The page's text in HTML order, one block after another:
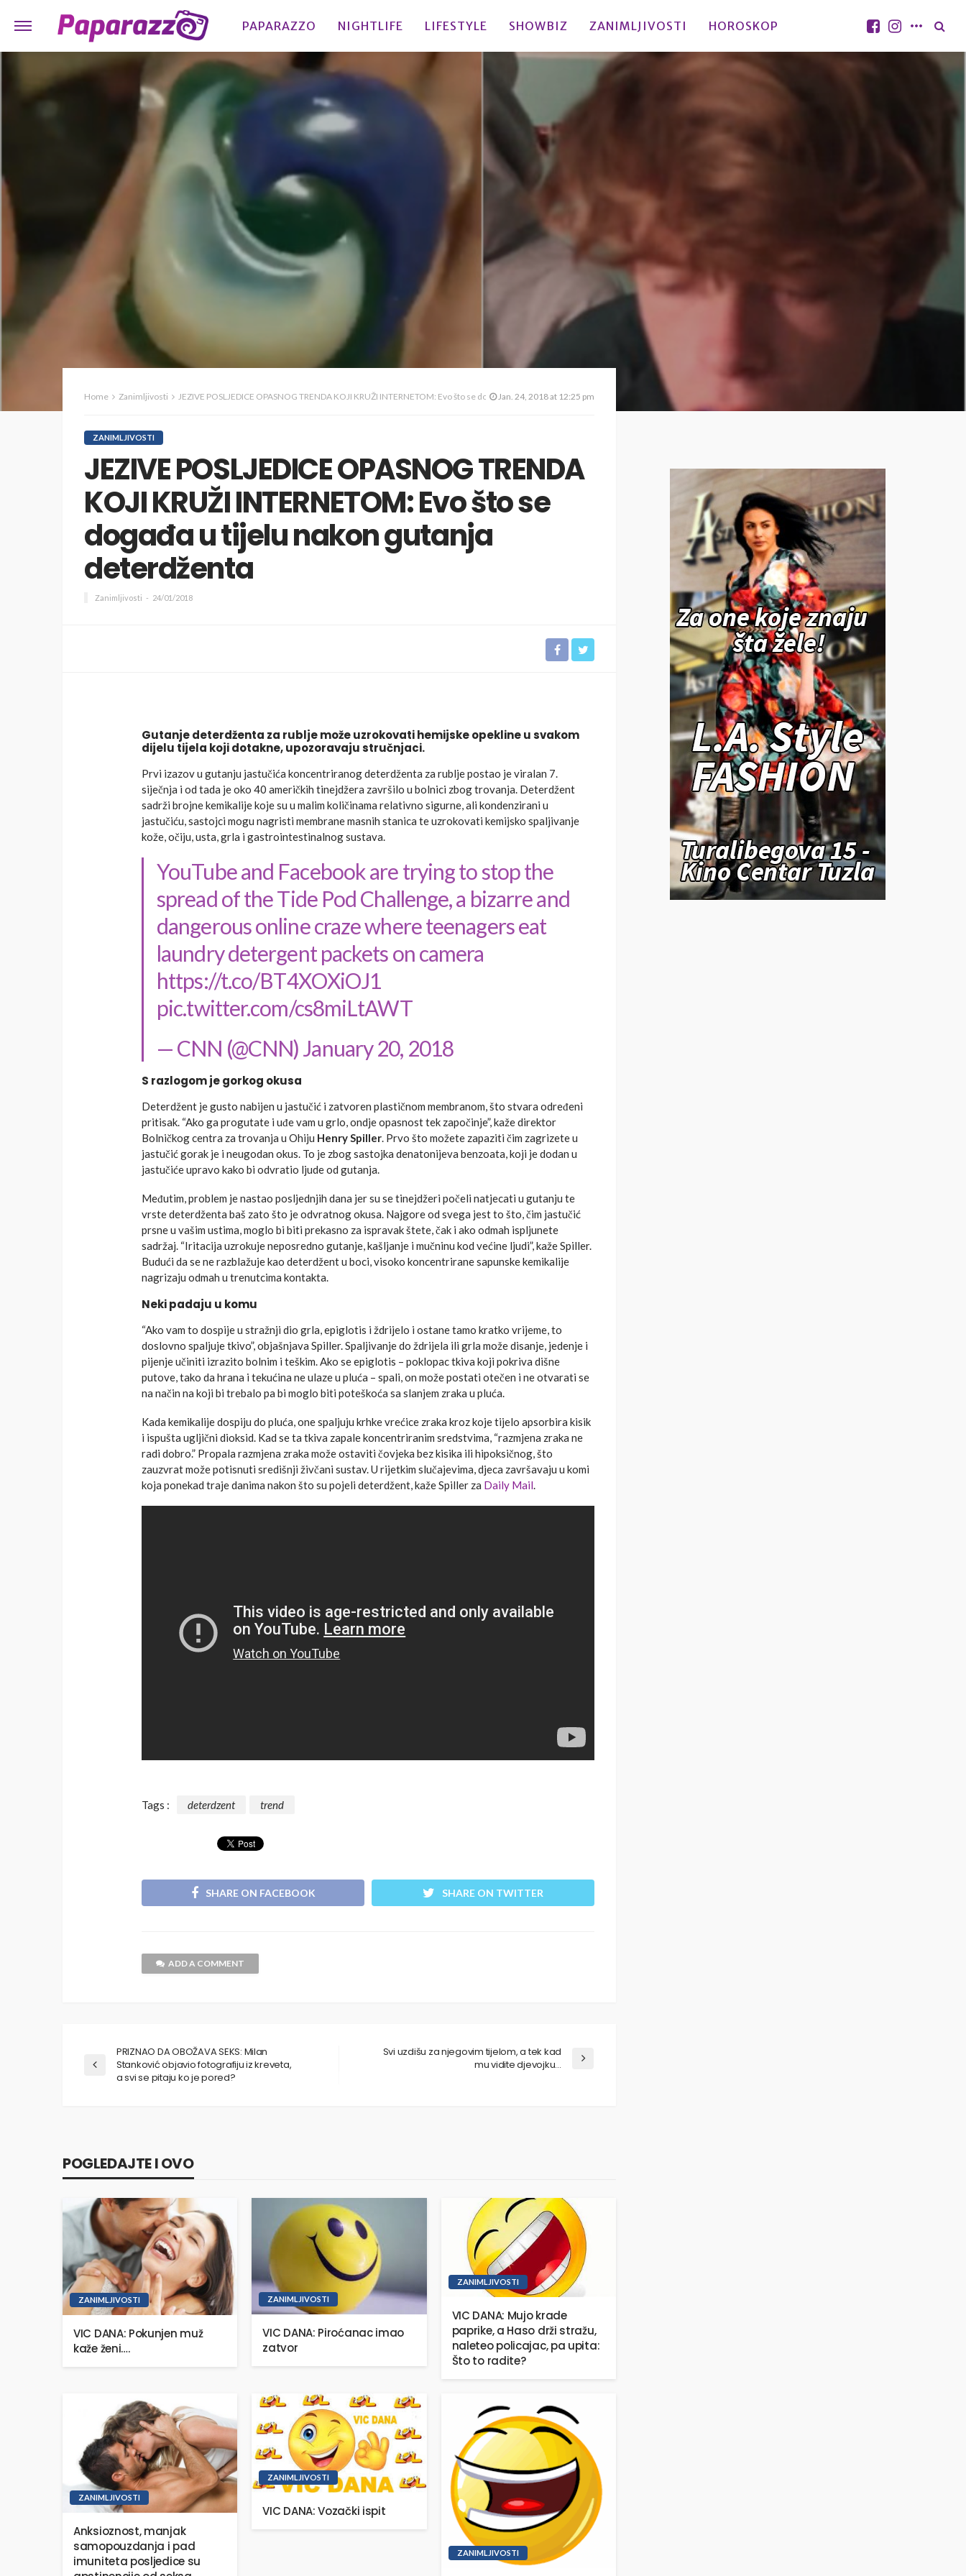
PAPARAZZO NIGHTLIFE LIFESTYLE SHOWBIZ ZANIMLJIVOSTI HOROSKOP
Home Zanimljivosti JEZIVE POSLJEDICE OPASNOG TRENDA KOJI KRUŽI INTERNETOM: Evo što se događa u tijelu nakon gutanja deterdženta
Jan. 24, 2018 at 12:25 pm
ZANIMLJIVOSTI
JEZIVE POSLJEDICE OPASNOG TRENDA
KOJI KRUŽI INTERNETOM: Evo što se
događa u tijelu nakon gutanja
deterdženta
Zanimljivosti 24/01/2018
Gutanje deterdženta za rublje može uzrokovati hemijske opekline u svakom
dijelu tijela koji dotakne, upozoravaju stručnjaci.
Prvi izazov u gutanju jastučića koncentriranog deterdženta za rublje postao je viralan 7.
siječnja i od tada je oko 40 američkih tinejdžera završilo u bolnici zbog trovanja. Deterdžent
sadrži brojne kemikalije koje su u malim količinama relativno sigurne, ali kondenzirani u
jastučiću, sastojci mogu nagristi membrane masnih stanica te uzrokovati kemijsko spaljivanje
kože, očiju, usta, grla i gastrointestinalnog sustava.
YouTube and Facebook are trying to stop the
spread of the Tide Pod Challenge, a bizarre and
dangerous online craze where teenagers eat
laundry detergent packets on camera
https://t.co/BT4XOXiOJ1
pic.twitter.com/cs8miLtAWT
— CNN (@CNN)January 20, 2018
S razlogom je gorkog okusa
Deterdžent je gusto nabijen u jastučić i zatvoren plastičnom membranom, što stvara određeni
pritisak. “Ako ga progutate i uđe vam u grlo, ondje opasnost tek započinje”, kaže direktor
Bolničkog centra za trovanja u Ohiju Henry Spiller. Prvo što možete zapaziti čim zagrizete u
jastučić gorak je i neugodan okus. To je zbog sastojka denatonijeva benzoata, koji je dodan u
jastučiće upravo kako bi odvratio ljude od gutanja.
Međutim, problem je nastao posljednjih dana jer su se tinejdžeri počeli natjecati u gutanju te
vrste deterdženta baš zato što je odvratnog okusa. Najgore od svega jest to što, čim jastučić
prsne u vašim ustima, moglo bi biti prekasno za ispravak štete, čak i ako odmah ispljunete
sadržaj. “Iritacija uzrokuje neposredno gutanje, kašljanje i mučninu kod većine ljudi”, kaže Spiller.
Budući da se ne razblažuje kao deterdžent u boci, visoko koncentrirane sapunske kemikalije
nagrizaju odmah u trenutcima kontakta.
Neki padaju u komu
“Ako vam to dospije u stražnji dio grla, epiglotis i ždrijelo i ostane tamo kratko vrijeme, to
doslovno spaljuje tkivo”, objašnjava Spiller. Spaljivanje do ždrijela ili grla može disanje, jedenje i
pijenje učiniti izrazito bolnim i teškim. Ako se epiglotis – poklopac tkiva koji pokriva dišne
putove, tako da hrana i tekućina ne ulaze u pluća – spali, on može postati otečen i ne otvarati se
na način na koji bi trebalo pa bi moglo biti poteškoća sa slanjem zraka u pluća.
Kada kemikalije dospiju do pluća, one spaljuju krhke vrećice zraka kroz koje tijelo apsorbira kisik
i ispušta ugljični dioksid. Kad se ta tkiva zapale koncentriranim sredstvima, “razmjena zraka ne
radi dobro.” Propala razmjena zraka može ostaviti čovjeka bez kisika ili hipoksičnog, što
zauzvrat može potisnuti središnji živčani sustav. U rijetkim slučajevima, djeca završavaju u komi
koja ponekad traje danima nakon što su pojeli deterdžent, kaže Spiller za Daily Mail.
Tags : deterdzent trend
SHARE ON FACEBOOK SHARE ON TWITTER
ADD A COMMENT
PRIZNAO DA OBOŽAVA SEKS: Milan
Stanković objavio fotografiju iz kreveta,
a svi se pitaju ko je pored?
Svi uzdišu za njegovim tijelom, a tek kad
mu vidite djevojku…
POGLEDAJTE I OVO
ZANIMLJIVOSTI
VIC DANA: Pokunjen muž
kaže ženi….
ZANIMLJIVOSTI
VIC DANA: Piroćanac imao
zatvor
ZANIMLJIVOSTI
VIC DANA: Mujo krade
paprike, a Haso drži stražu,
naleteo policajac, pa upita:
Što to radite?
ZANIMLJIVOSTI
Anksioznost, manjak
samopouzdanja i pad
imuniteta posljedice su
ZANIMLJIVOSTI
VIC DANA: Vozački ispit
ZANIMLJIVOSTI